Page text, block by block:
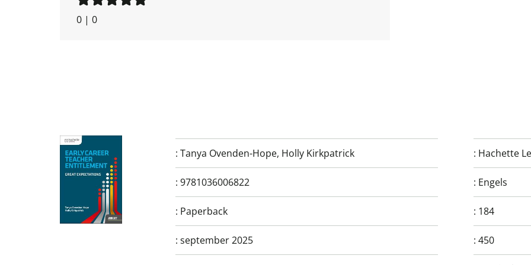
0 | 0
: Tanya Ovenden-Hope, Holly Kirkpatrick : Hachette
: 9781036006822 : Engels
: Paperback : 184
: september 2025 :450